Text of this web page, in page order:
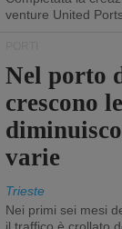
venture United
Nel porto
crescono
varie
Trieste
Nei primi sei mesi